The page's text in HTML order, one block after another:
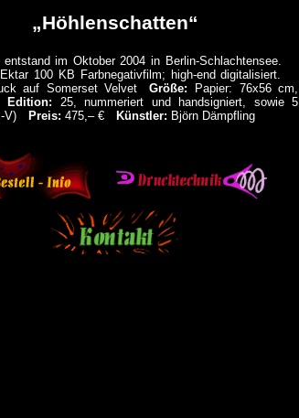
„Höhlenschatten“
entstand im Oktober 2004 in Berlin-Schlachtensee.
100 KB Farbnegativfilm; high-end digitalisiert.
auf Somerset VelvetGröße: Papier: 76x56 cm,
Edition: 25, nummeriert und handsigniert, sowie 5
V) Preis: 475,‒ € Künstler: Björn Dämpfling